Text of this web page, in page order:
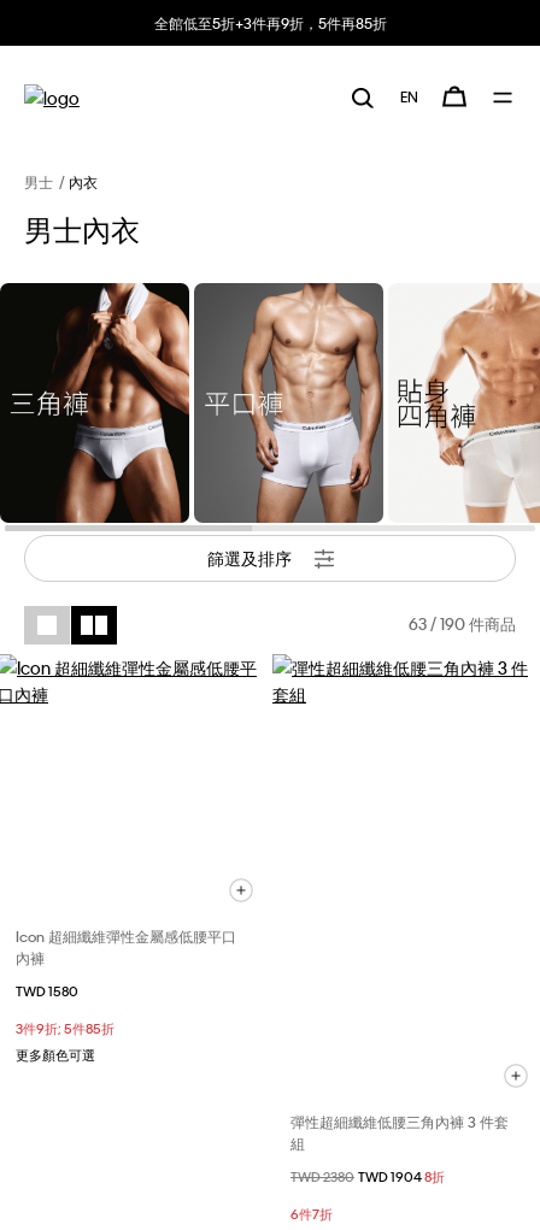
全館低至5折+3件再9折，5件再85折
EN
男士 內衣
男士內衣
篩選及排序
63 / 190 件商品
Icon 超細纖維彈性金屬感低腰平口
內褲
TWD 1580
3件9折; 5件85折
更多顏色可選
彈性超細纖維低腰三角內褲 3 件套
組
價格扣減從
TWD 2380 至
TWD 19048折
6件7折